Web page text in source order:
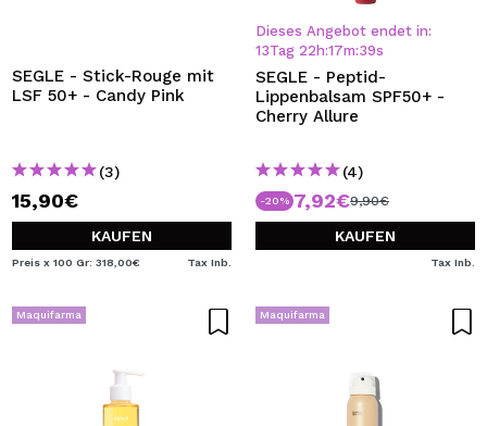
SEGLE - Stick-Rouge mit
LSF 50+ - Candy Pink
(3)
15,90€
KAUFEN
Preis x 100 Gr: 318,00€ Tax Inb.
Dieses Angebot endet in:
13Tag 22 h:17m:38s
SEGLE - Peptid-
Lippenbalsam SPF50+ -
Cherry Allure
(4)
-20% 7,92€9,90€
KAUFEN
Tax Inb.
Maquifarma Maquifarma